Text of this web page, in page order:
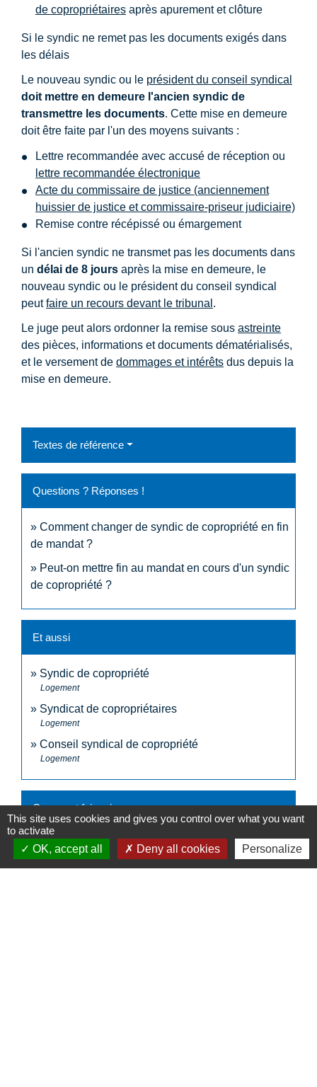
de copropriétaires après apurement et clôture
Si le syndic ne remet pas les documents exigés dans
les délais
Le nouveau syndic ou le président du conseil syndical
doit mettre en demeure l'ancien syndic de
transmettre les documents. Cette mise en demeure
doit être faite par l'un des moyens suivants :
Lettre recommandée avec accusé de réception ou
lettre recommandée électronique
Acte du commissaire de justice (anciennement
huissier de justice et commissaire-priseur judiciaire)
Remise contre récépissé ou émargement
Si l'ancien syndic ne transmet pas les documents dans
un délai de 8 jours après la mise en demeure, le
nouveau syndic ou le président du conseil syndical
peutfaire un recours devant le tribunal .
Le juge peut alors ordonner la remise sous astreinte
des pièces, informations et documents dématérialisés,
et le versement de dommages et intérêts dus depuis la
mise en demeure.
Textes de référence
Questions ? Réponses !
Comment changer de syndic de copropriété en fin
de mandat ?
Peut-on mettre fin au mandat en cours d'un syndic
de copropriété ?
Et aussi
Syndic de copropriété
Logement
Syndicat de copropriétaires
Logement
Conseil syndical de copropriété
Logement
Comment faire si...
J'achète un logement
This site uses cookies and gives you control over what you want
to activate
OK, accept all
Deny all cookies Personalize